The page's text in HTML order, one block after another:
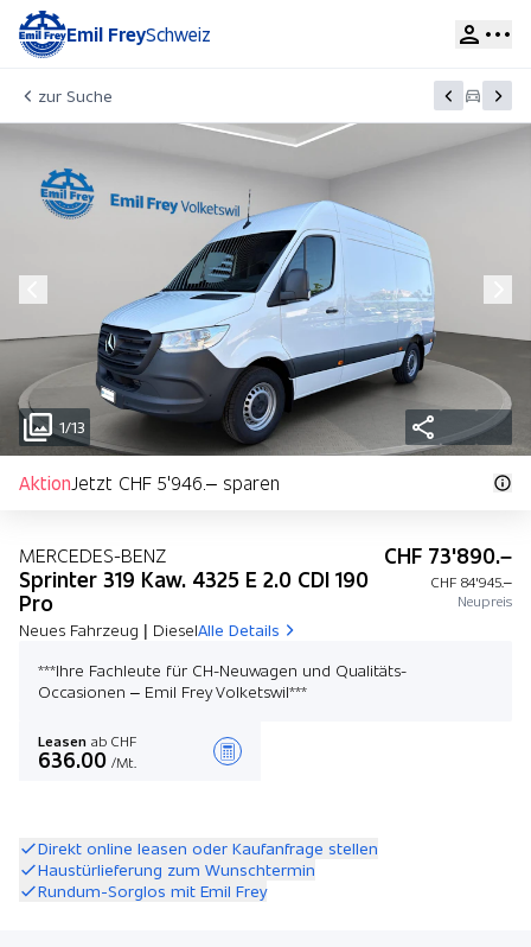
Emil FreySchweiz
zur Suche
1/13
AktionJetzt CHF 5'946.– sparen
MERCEDES-BENZ
Sprinter 319 Kaw. 4325 E 2.0 CDI 190
Pro
Neues Fahrzeug | DieselAlle Details
CHF 73'890.–
CHF 84'945.–
Neupreis
***Ihre Fachleute für CH-Neuwagen und Qualitäts-
Occasionen – Emil Frey Volketswil***
Leasen ab CHF
636.00 /Mt.
Direkt online leasen oder Kaufanfrage stellen
Haustürlieferung zum Wunschtermin
Rundum-Sorglos mit Emil Frey